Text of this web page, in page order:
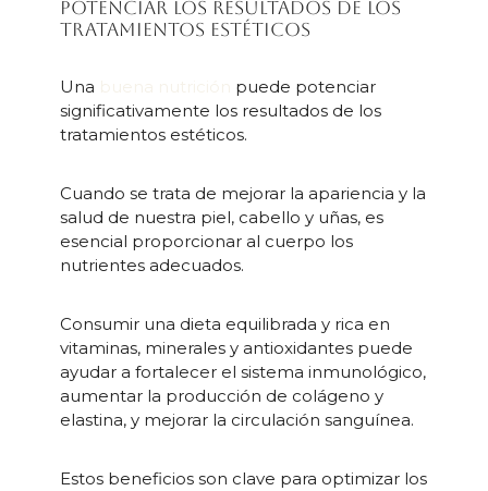
potenciar los resultados de los
tratamientos estéticos
Una
puede potenciar
significativamente los resultados de los
tratamientos estéticos.
Cuando se trata de mejorar la apariencia y la
salud de nuestra piel, cabello y uñas, es
esencial proporcionar al cuerpo los
nutrientes adecuados.
Consumir una dieta equilibrada y rica en
vitaminas, minerales y antioxidantes puede
ayudar a fortalecer el sistema inmunológico,
aumentar la producción de colágeno y
elastina, y mejorar la circulación sanguínea.
Estos beneficios son clave para optimizar los